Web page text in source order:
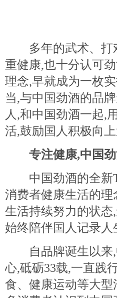
多年的武术、打戏
重健康,也十分认可
理念,早就成为一枚
当,与中国劲酒的品
人,和中国劲酒一起,
活,鼓励国人积极向上
专注健康,中国劲
中国劲酒的全新
消费者健康生活的
生活持续努力的状
始终陪伴国人记录
自品牌诞生以来,
心,砥砺33载,一直践
食、健康运动等大